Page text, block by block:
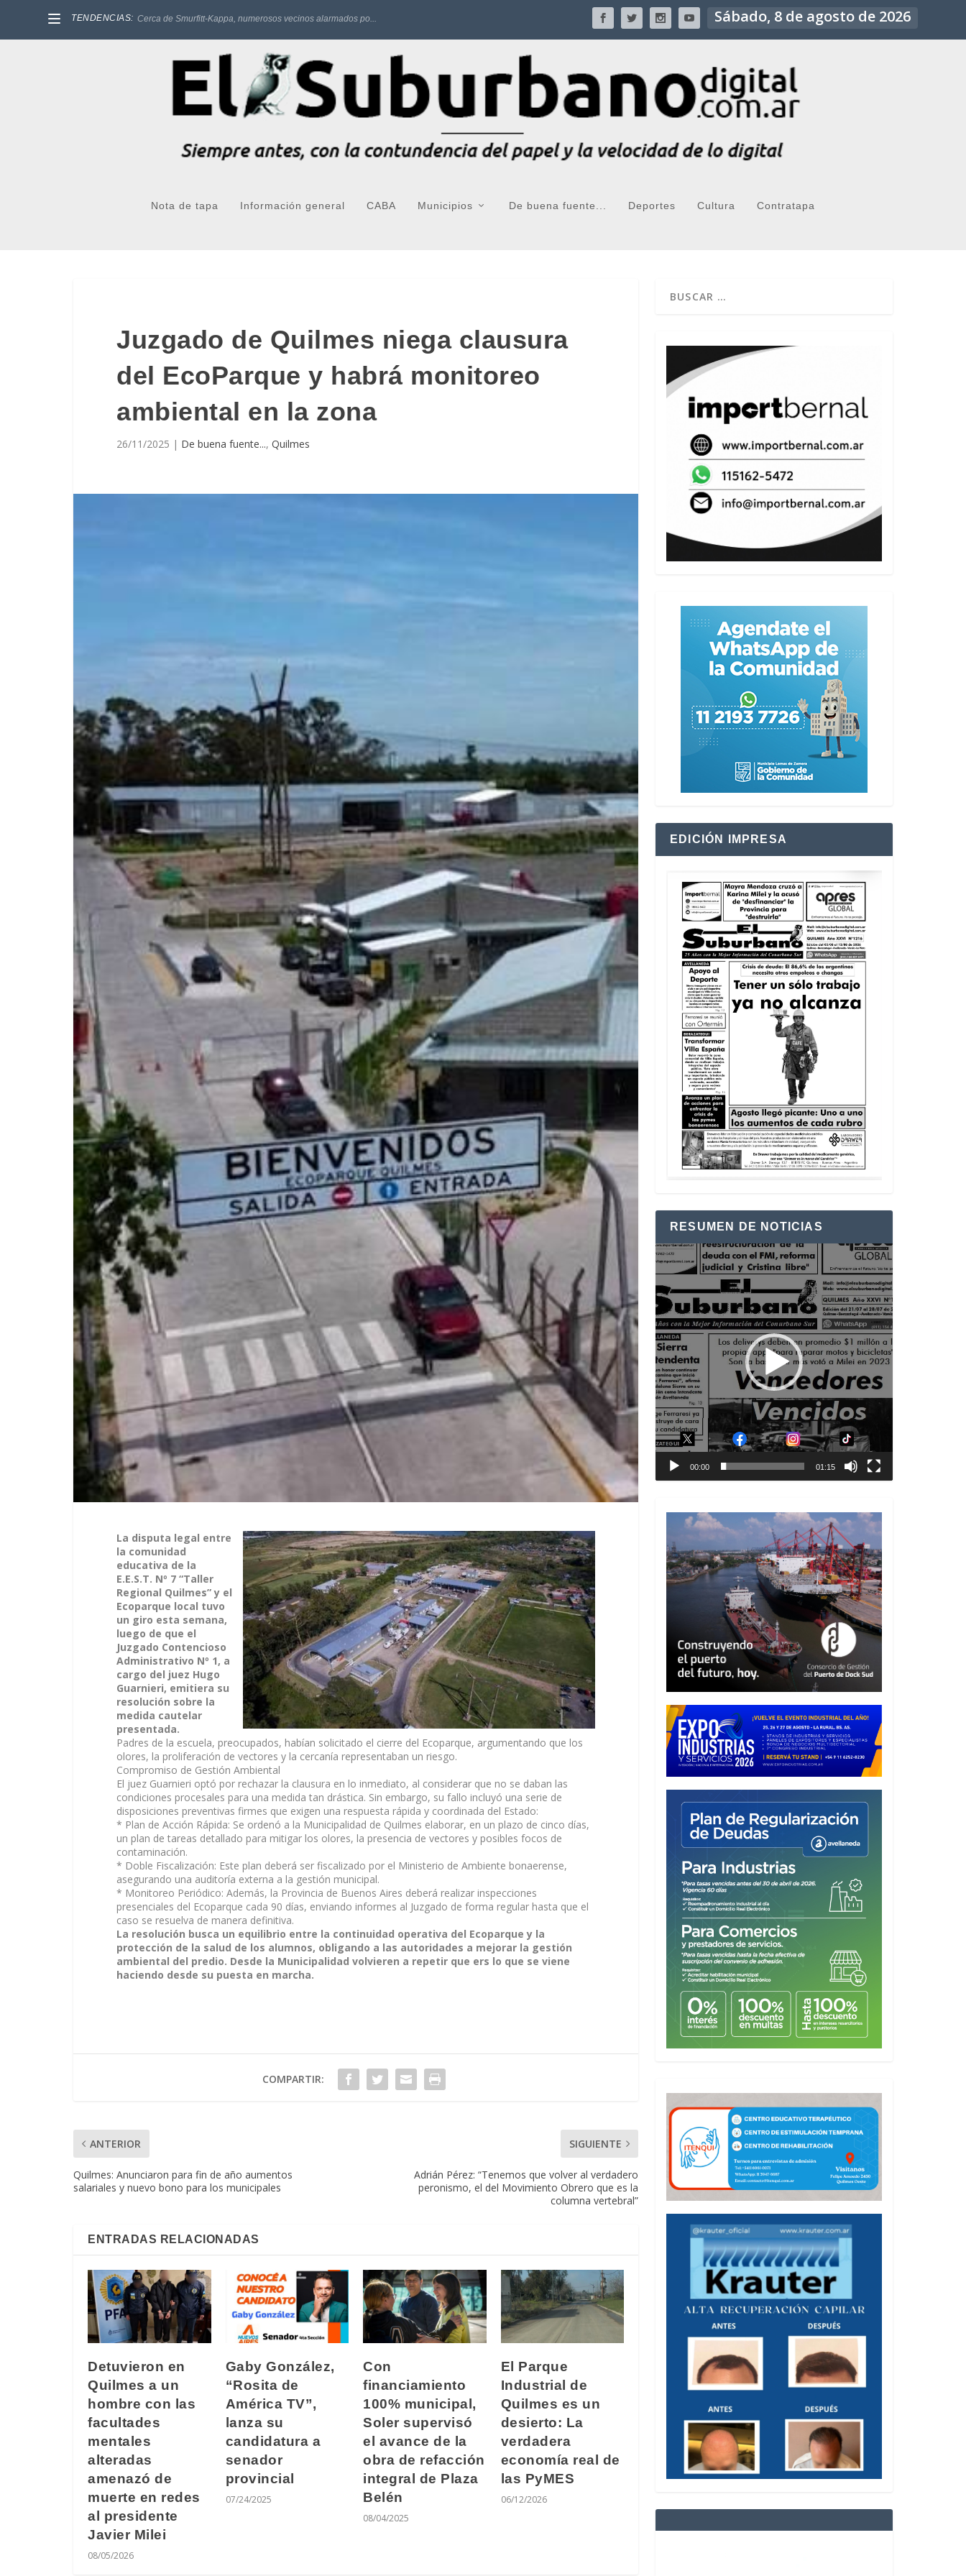
TENDENCIAS: Cerca de Smurfitt-Kappa, numerosos vecinos alarmados po... Sábado, 8 de agosto de 2026
Nota de tapa Información general CABA Municipios De buena fuente... Deportes Cultura Contratapa
Juzgado de Quilmes niega clausura
del EcoParque y habrá monitoreo
ambiental en la zona
26/11/2025 | De buena fuente..., Quilmes
La disputa legal entre
la comunidad
educativa de la
E.E.S.T. Nº 7 “Taller
Regional Quilmes” y el
Ecoparque local tuvo
un giro esta semana,
luego de que el
Juzgado Contencioso
Administrativo Nº 1, a
cargo del juez Hugo
Guarnieri, emitiera su
resolución sobre la
medida cautelar
presentada.
Padres de la escuela, preocupados, habían solicitado el cierre del Ecoparque, argumentando que los
olores, la proliferación de vectores y la cercanía representaban un riesgo.
Compromiso de Gestión Ambiental
El juez Guarnieri optó por rechazar la clausura en lo inmediato, al considerar que no se daban las
condiciones procesales para una medida tan drástica. Sin embargo, su fallo incluyó una serie de
disposiciones preventivas firmes que exigen una respuesta rápida y coordinada del Estado:
* Plan de Acción Rápida: Se ordenó a la Municipalidad de Quilmes elaborar, en un plazo de cinco días,
un plan de tareas detallado para mitigar los olores, la presencia de vectores y posibles focos de
contaminación.
* Doble Fiscalización: Este plan deberá ser fiscalizado por el Ministerio de Ambiente bonaerense,
asegurando una auditoría externa a la gestión municipal.
* Monitoreo Periódico: Además, la Provincia de Buenos Aires deberá realizar inspecciones
presenciales del Ecoparque cada 90 días, enviando informes al Juzgado de forma regular hasta que el
caso se resuelva de manera definitiva.
La resolución busca un equilibrio entre la continuidad operativa del Ecoparque y la
protección de la salud de los alumnos, obligando a las autoridades a mejorar la gestión
ambiental del predio. Desde la Municipalidad volvieren a repetir que ers lo que se viene
haciendo desde su puesta en marcha.
COMPARTIR:
ANTERIOR
Quilmes: Anunciaron para fin de año aumentos
salariales y nuevo bono para los municipales
SIGUIENTE
Adrián Pérez: “Tenemos que volver al verdadero
peronismo, el del Movimiento Obrero que es la
columna vertebral”
ENTRADAS RELACIONADAS
Detuvieron en
Quilmes a un
hombre con las
facultades
mentales
alteradas
amenazó de
muerte en redes
al presidente
Javier Milei
08/05/2026
Gaby González,
“Rosita de
América TV”,
lanza su
candidatura a
senador
provincial
07/24/2025
Con
financiamiento
100% municipal,
Soler supervisó
el avance de la
obra de refacción
integral de Plaza
Belén
08/04/2025
El Parque
Industrial de
Quilmes es un
desierto: La
verdadera
economía real de
las PyMES
06/12/2026
EDICIÓN IMPRESA
RESUMEN DE NOTICIAS
Reproductor
de
vídeo
00:00 01:15